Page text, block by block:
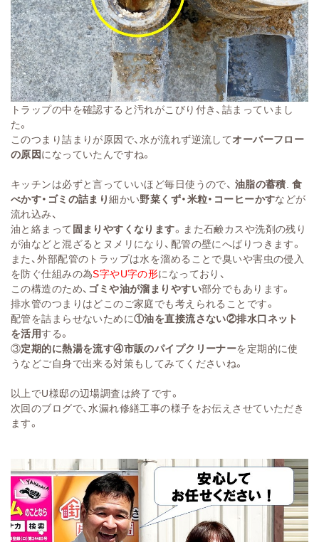
トラップの中を確認すると汚れがこびり付き、詰まっていまし
た。
このつまり詰まりが原因で、水が流れず逆流してオーバーフロー
の原因になっていたんですね。
キッチンは必ずと言っていいほど毎日使うので、 油脂の蓄積. 食
べかす・ゴミの詰まり細かい野菜くず・米粒・コーヒーかすなどが
流れ込み、
油と絡まって 固まりやすくなります。また石鹸カスや洗剤の残り
が油などと混ざるとヌメリになり、配管の壁にへばりつきます。
また、外部配管のトラップは水を溜めることで臭いや害虫の侵入
を防ぐ仕組みの為S字やU字の形になっており、
この構造のため、 ゴミや油が溜まりやすい部分でもあります。
排水管のつまりはどこのご家庭でも考えられることです。
配管を詰まらせないために①油を直接流さない②排水口ネット
を活用する。
③定期的に熱湯を流す④市販のパイプクリーナーを定期的に使
うなどご自身で出来る対策もしてみてくださいね。
以上でU様邸の辺場調査は終了です。
次回のブログで、水漏れ修繕工事の様子をお伝えさせていただき
ます。